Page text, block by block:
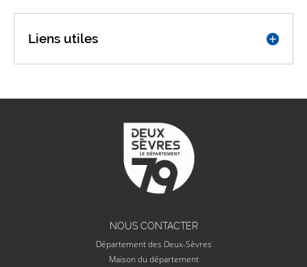
Liens utiles
NOUS CONTACTER
Département des Deux-Sèvres
Maison du département